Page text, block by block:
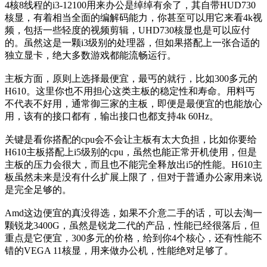
4核8线程的i3-12100用来办公是绰绰有余了，其自带HUD730
核显，有着相当全面的编解码能力，你甚至可以用它来看4k视
频，包括一些轻度的视频剪辑，UHD730核显也是可以应付
的。虽然这是一颗i3级别的处理器，但如果搭配上一张合适的
独立显卡，绝大多数游戏都能流畅运行。
主板方面，原则上选择最便宜，最丐的就行，比如300多元的
H610。这里你也不用担心这类主板的稳定性和寿命。用料丐
不代表不好用，通常御三家的主板，即便是最便宜的也能放心
用，该有的接口都有，输出接口也都支持4k 60Hz。
关键是看你搭配的cpu会不会让主板有太大负担，比如你要给
H610主板搭配上i5级别的cpu，虽然也能正常开机使用，但是
主板的压力会很大，而且也不能完全释放出i5的性能。H610主
板虽然未来是没有什么扩展上限了，但对于普通办公家用来说
是完全足够的。
Amd这边便宜的真没得选，如果不介意二手的话，可以去淘一
颗锐龙3400G，虽然是锐龙二代的产品，性能已经很落后，但
重点是它便宜，300多元的价格，给到你4个核心，还有性能不
错的VEGA 11核显，用来做办公机，性能绝对足够了。